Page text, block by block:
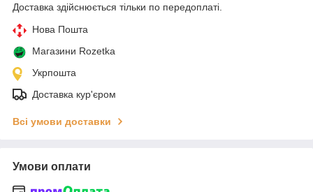
Доставка здійснюється тільки по передоплаті.
Нова Пошта
Магазини Rozetka
Укрпошта
Доставка кур'єром
Всі умови доставки
Умови оплати